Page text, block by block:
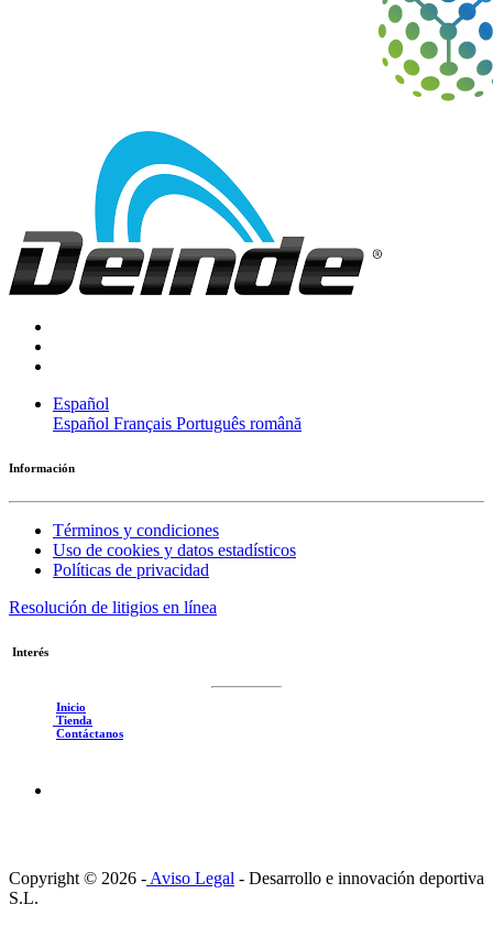
Español
Español Français Português română
Información
Términos y condiciones
Uso de cookies y datos estadísticos
Políticas de privacidad
Resolución de litigios en línea
Interés
Inicio
Tienda
Contáctanos
Copyright © 2026 - Aviso Legal - Desarrollo e innovación deportiva
S.L.